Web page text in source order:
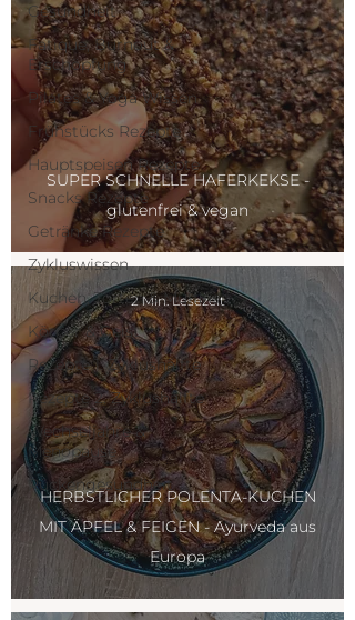
Gesundheit
Fatique, Burnout &
Erschöpfung
Pilates & Yoga Wissen
Frühstücks Rezepte
Hauptspeisen Rezepte
Snacks Rezepte
Getränke Rezepte
Zykluswissen
Kuchen, Torten & Muffins
Körper & Geist
Rezepte 1. Zyklushälfte
Rezepte 2. Zyklushälfte
Wechseljahre &
Menopause
Rückengesundheit
SUPER SCHNELLE HAFERKEKSE -
glutenfrei & vegan
HERBSTLICHER POLENTA-KUCHEN
MIT ÄPFEL & FEIGEN - Ayurveda aus
Europa
2 Min. Lesezeit